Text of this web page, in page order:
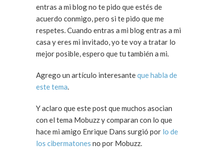
entras a mi blog no te pido que estés de
acuerdo conmigo, pero si te pido que me
respetes. Cuando entras a mi blog entras a mi
casa y eres mi invitado, yo te voy a tratar lo
mejor posible, espero que tu también a mi.
Agrego un artículo interesanteque habla de
este tema.
Y aclaro que este post que muchos asocian
con el tema Mobuzz y comparan con lo que
hace mi amigo Enrique Dans surgió por lo de
los cibermatones no por Mobuzz.